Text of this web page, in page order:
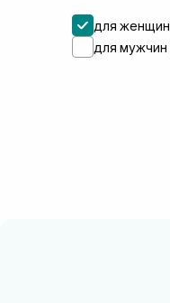
для женщин
для мужчин